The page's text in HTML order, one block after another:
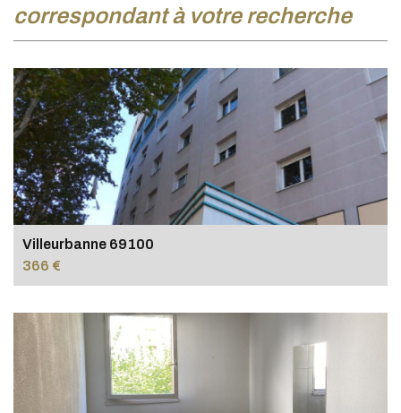
correspondant à votre recherche
Villeurbanne 69100
366 €